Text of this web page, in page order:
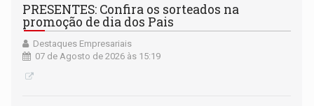
PRESENTES: Confira os sorteados na
promoção de dia dos Pais
Destaques Empresariais
07 de Agosto de 2026 às 15:19